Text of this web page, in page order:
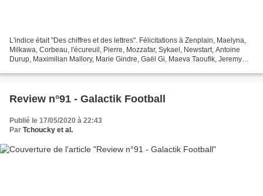
L'indice était "Des chiffres et des lettres". Félicitations à Zenplain, Maelyna,
Milkawa, Corbeau, l'écureuil, Pierre, Mozzafar, Sykael, Newstart, Antoine
Durup, Maximilian Mallory, Marie Gindre, Gaël Gi, Maeva Taoufik, Jeremy
Review n°91 - Galactik Football
Publié le 17/05/2020 à 22:43
Par Tchoucky et al.